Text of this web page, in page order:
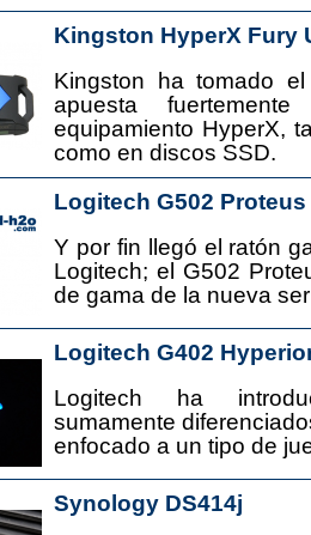
Kingston HyperX Fury
Kingston ha tomado
apuesta
equipamiento HyperX,
como en discos SSD.
Logitech G502 Proteus
Y por fin llegó el ratón
Logitech; el G502
de gama de la nueva
Logitech G402
Logitech ha
sumamente
enfocado a un tipo de
Synology DS414j